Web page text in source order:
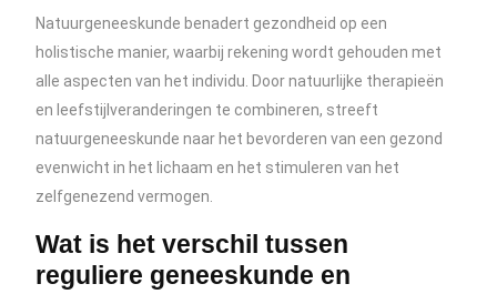
Natuurgeneeskunde benadert gezondheid op een
holistische manier, waarbij rekening wordt gehouden met
alle aspecten van het individu. Door natuurlijke therapieën
en leefstijlveranderingen te combineren, streeft
natuurgeneeskunde naar het bevorderen van een gezond
evenwicht in het lichaam en het stimuleren van het
zelfgenezend vermogen.
Wat is het verschil tussen
reguliere geneeskunde en